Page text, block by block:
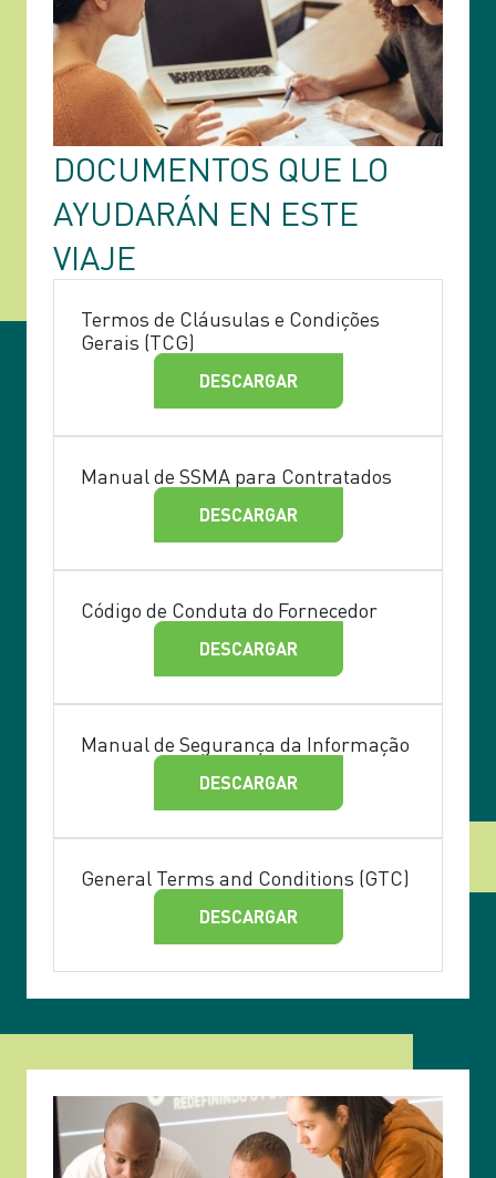
DOCUMENTOS QUE LO
AYUDARÁN EN ESTE
VIAJE
Termos de Cláusulas e Condições
Gerais (TCG)
DESCARGAR
Manual de SSMA para Contratados
DESCARGAR
Código de Conduta do Fornecedor
DESCARGAR
Manual de Segurança da Informação
DESCARGAR
General Terms and Conditions (GTC)
DESCARGAR